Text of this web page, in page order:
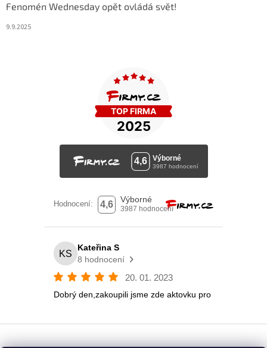
Fenomén Wednesday opět ovládá svět!
9.9.2025